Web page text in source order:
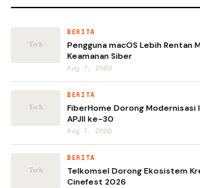
BERITA
Pengguna macOS Lebih Rentan
Keamanan Siber
Aug 7, 2026
BERITA
FiberHome Dorong Modernisasi
APJII ke-30
Aug 7, 2026
BERITA
Telkomsel Dorong Ekosistem
Cinefest 2026